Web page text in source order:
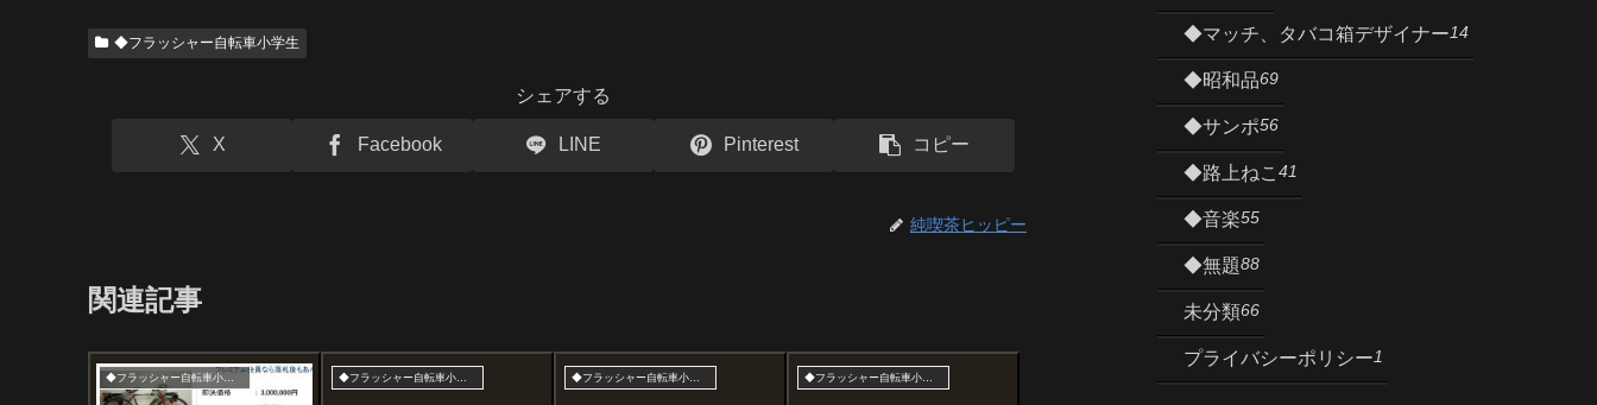
◆フラッシャー自転車小学生
シェアする
X Facebook LINE Pinterest コピー
純喫茶ヒッピー
関連記事
◆マッチ、タバコ箱デザイナー14
◆昭和品69
◆サンポ56
◆路上ねこ 41
◆音楽55
◆無題88
未分類66
プライバシーポリシー1